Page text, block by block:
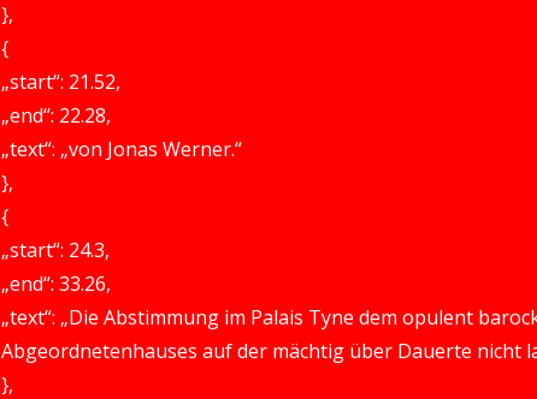
},
{
„start“: 21.52,
„end“: 22.28,
„text“: „von Jonas Werner.“
},
{
„start“: 24.3,
„end“: 33.26,
„text“: „Die Abstimmung im Palais Tyne dem opulent
Abgeordnetenhauses auf der mächtig über Dauerte nicht
},